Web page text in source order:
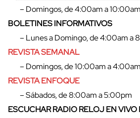
– Domingos, de 4:00am a 10:00am
BOLETINES INFORMATIVOS
– Lunes a Domingo, de 4:00am a
REVISTA SEMANAL
– Domingos, de 10:00am a 4:00am
REVISTA ENFOQUE
– Sábados, de 8:00am a 5:00pm
ESCUCHAR RADIO RELOJ EN VIVO